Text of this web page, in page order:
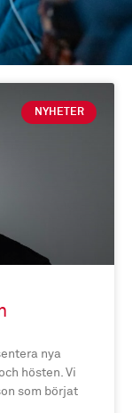
NYHETER
nya
hösten. Vi
som börjat